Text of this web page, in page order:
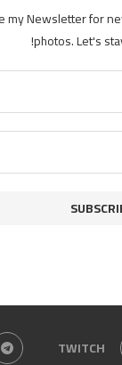
my Newsletter for
photos. Let's
TWITCH